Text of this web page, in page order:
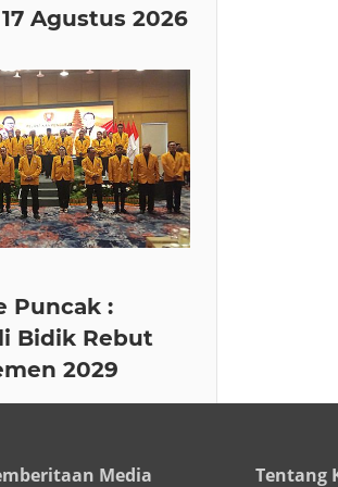
Agustus 2026
Puncak :
Bidik Rebut
2029
Media Tentang